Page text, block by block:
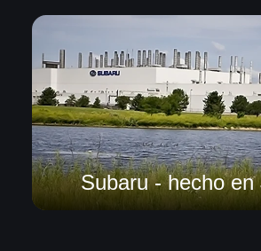
Subaru - hecho en